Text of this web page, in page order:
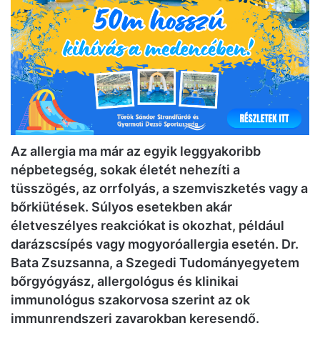
Az allergia ma már az egyik leggyakoribb
népbetegség, sokak életét nehezíti a
tüsszögés, az orrfolyás, a szemviszketés vagy a
bőrkiütések. Súlyos esetekben akár
életveszélyes reakciókat is okozhat, például
darázscsípés vagy mogyoróallergia esetén. Dr.
Bata Zsuzsanna, a Szegedi Tudományegyetem
bőrgyógyász, allergológus és klinikai
immunológus szakorvosa szerint az ok
immunrendszeri zavarokban keresendő.